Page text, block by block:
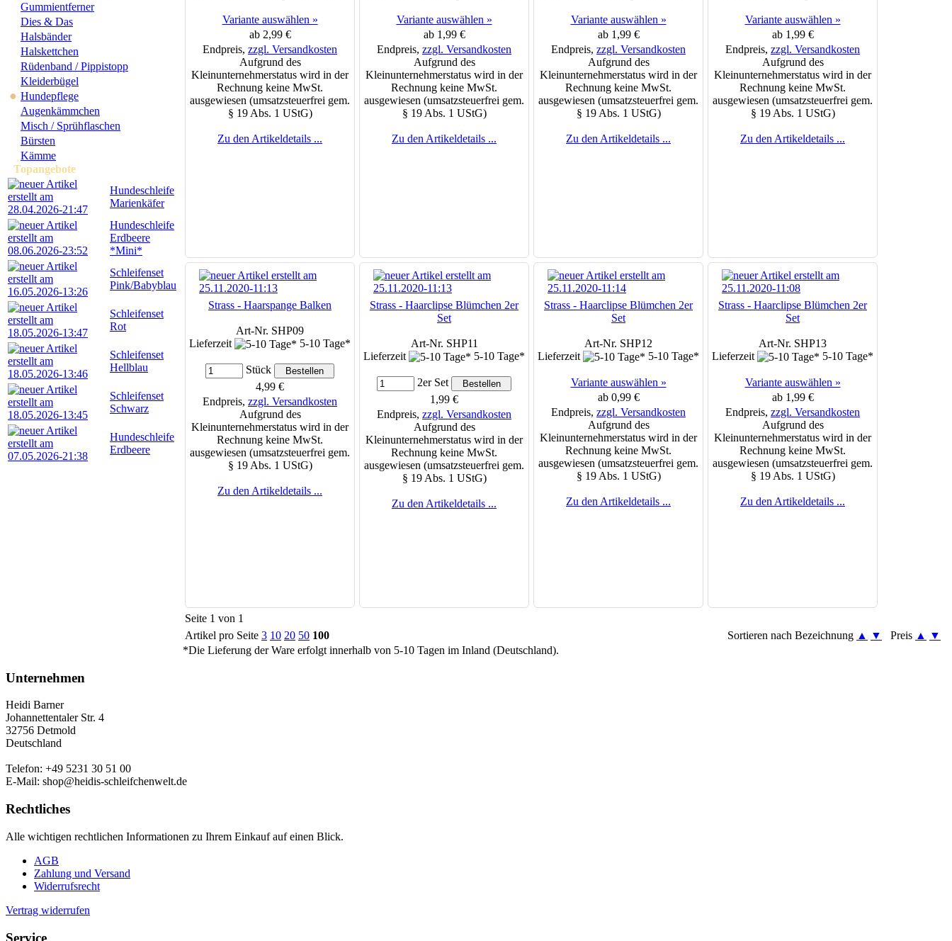
Gummientferner
Dies & Das
Halsbänder
Halskettchen
Rüdenband / Pippistopp
Kleiderbügel
● Hundepflege
Augenkämmchen
Misch / Sprühflaschen
Bürsten
Kämme
Topangebote
Hundeschleife
Marienkäfer
Hundeschleife
Erdbeere
*Mini*
Schleifenset
Pink/Babyblau
Schleifenset
Rot
Schleifenset
Hellblau
Schleifenset
Schwarz
Hundeschleife
Erdbeere
Variante auswählen »
ab 2,99 €
Endpreis, zzgl. Versandkosten
Aufgrund des
Kleinunternehmerstatus wird in der
Rechnung keine MwSt.
ausgewiesen (umsatzsteuerfrei gem.
§ 19 Abs. 1 UStG)
Zu den Artikeldetails ...
Variante auswählen »
ab 1,99 €
Endpreis, zzgl. Versandkosten
Aufgrund des
Kleinunternehmerstatus wird in der
Rechnung keine MwSt.
ausgewiesen (umsatzsteuerfrei gem.
§ 19 Abs. 1 UStG)
Zu den Artikeldetails ...
Variante auswählen »
ab 1,99 €
Endpreis, zzgl. Versandkosten
Aufgrund des
Kleinunternehmerstatus wird in der
Rechnung keine MwSt.
ausgewiesen (umsatzsteuerfrei gem.
§ 19 Abs. 1 UStG)
Zu den Artikeldetails ...
Variante auswählen »
ab 1,99 €
Endpreis, zzgl. Versandkosten
Aufgrund des
Kleinunternehmerstatus wird in der
Rechnung keine MwSt.
ausgewiesen (umsatzsteuerfrei gem.
§ 19 Abs. 1 UStG)
Zu den Artikeldetails ...
Strass - Haarspange Balken
Art-Nr. SHP09
Lieferzeit
5-10 Tage*
Stück
4,99 €
Endpreis, zzgl. Versandkosten
Aufgrund des
Kleinunternehmerstatus wird in der
Rechnung keine MwSt.
ausgewiesen (umsatzsteuerfrei gem.
§ 19 Abs. 1 UStG)
Zu den Artikeldetails ...
Strass - Haarclipse Blümchen 2er
Set
Art-Nr. SHP11
Lieferzeit
5-10 Tage*
2er Set
1,99 €
Endpreis, zzgl. Versandkosten
Aufgrund des
Kleinunternehmerstatus wird in der
Rechnung keine MwSt.
ausgewiesen (umsatzsteuerfrei gem.
§ 19 Abs. 1 UStG)
Zu den Artikeldetails ...
Strass - Haarclipse Blümchen 2er
Set
Art-Nr. SHP12
Lieferzeit
5-10 Tage*
Variante auswählen »
ab 0,99 €
Endpreis, zzgl. Versandkosten
Aufgrund des
Kleinunternehmerstatus wird in der
Rechnung keine MwSt.
ausgewiesen (umsatzsteuerfrei gem.
§ 19 Abs. 1 UStG)
Zu den Artikeldetails ...
Strass - Haarclipse Blümchen 2er
Set
Art-Nr. SHP13
Lieferzeit
5-10 Tage*
Variante auswählen »
ab 1,99 €
Endpreis, zzgl. Versandkosten
Aufgrund des
Kleinunternehmerstatus wird in der
Rechnung keine MwSt.
ausgewiesen (umsatzsteuerfrei gem.
§ 19 Abs. 1 UStG)
Zu den Artikeldetails ...
Seite 1 von 1
Artikel pro Seite 3 10 20 50 100 Sortieren nach Bezeichnung ▲ ▼ Preis ▲
▼
*Die Lieferung der Ware erfolgt innerhalb von 5-10 Tagen im Inland (Deutschland).
Unternehmen
Heidi Barner
Johannettentaler Str. 4
32756 Detmold
Deutschland
Telefon: +49 5231 30 51 00
E-Mail: shop@heidis-schleifchenwelt.de
Rechtliches
Alle wichtigen rechtlichen Informationen zu Ihrem Einkauf auf einen Blick.
AGB
Zahlung und Versand
Widerrufsrecht
Vertrag widerrufen
Service